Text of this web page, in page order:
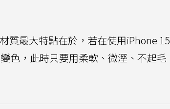
質最大特點在於，若在使用iPhone 15
色，此時只要用柔軟、微溼、不起毛